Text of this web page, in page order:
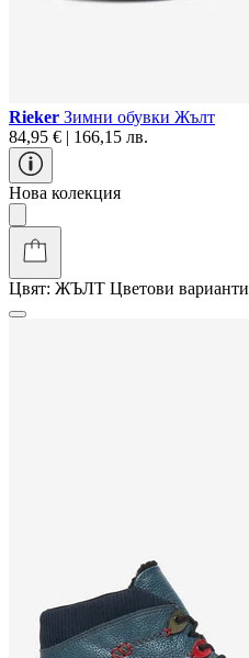
Rieker Зимни обувки Жълт
84,95 € | 166,15 лв.
Нова колекция
Цвят: ЖЪЛТ Цветови варианти